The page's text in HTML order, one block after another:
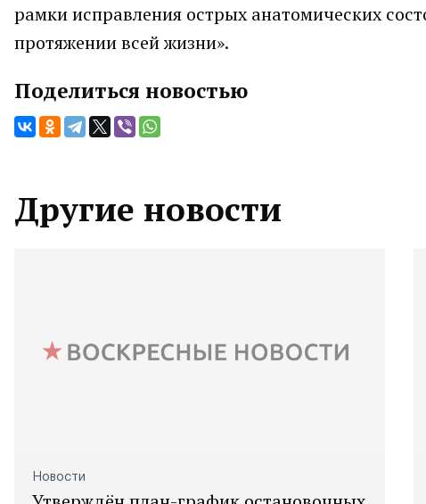
рамки исправления острых анатомических
протяжении всей жизни».
Поделиться новостью
Другие новости
Новости